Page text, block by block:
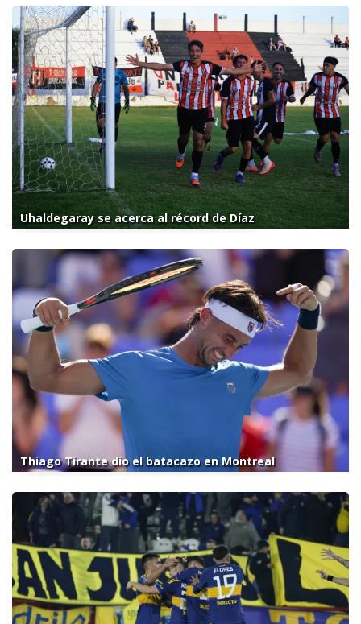
Uhaldegaray se acerca al récord de Díaz
Thiago Tirante dio el batacazo en Montreal